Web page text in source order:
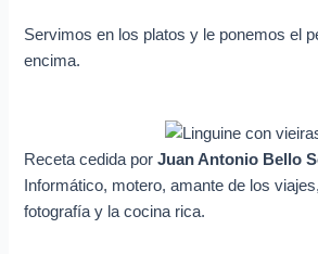
Servimos en los platos y le ponemos el
encima.
Receta cedida porJuan Antonio Bello
Informático, motero, amante de los
fotografía y la cocina rica.